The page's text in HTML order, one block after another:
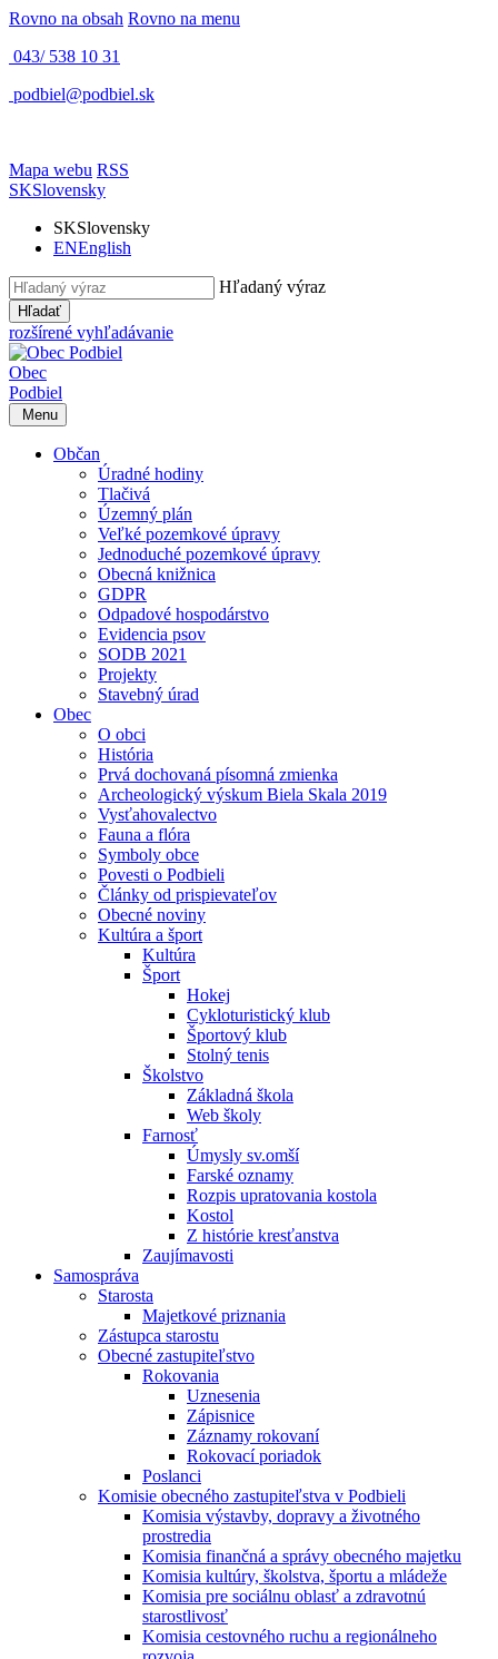
Rovno na obsah Rovno na menu
043/ 538 10 31
podbiel@podbiel.sk
Mapa webu RSS
SKSlovensky
SKSlovensky
ENEnglish
Hľadaný výraz
Hľadať
rozšírené vyhľadávanie
Obec
Podbiel
Menu
Občan
Úradné hodiny
Tlačivá
Územný plán
Veľké pozemkové úpravy
Jednoduché pozemkové úpravy
Obecná knižnica
GDPR
Odpadové hospodárstvo
Evidencia psov
SODB 2021
Projekty
Stavebný úrad
Obec
O obci
História
Prvá dochovaná písomná zmienka
Archeologický výskum Biela Skala 2019
Vysťahovalectvo
Fauna a flóra
Symboly obce
Povesti o Podbieli
Články od prispievateľov
Obecné noviny
Kultúra a šport
Kultúra
Šport
Hokej
Cykloturistický klub
Športový klub
Stolný tenis
Školstvo
Základná škola
Web školy
Farnosť
Úmysly sv.omší
Farské oznamy
Rozpis upratovania kostola
Kostol
Z histórie kresťanstva
Zaujímavosti
Samospráva
Starosta
Majetkové priznania
Zástupca starostu
Obecné zastupiteľstvo
Rokovania
Uznesenia
Zápisnice
Záznamy rokovaní
Rokovací poriadok
Poslanci
Komisie obecného zastupiteľstva v Podbieli
Komisia výstavby, dopravy a životného
prostredia
Komisia finančná a správy obecného majetku
Komisia kultúry, školstva, športu a mládeže
Komisia pre sociálnu oblasť a zdravotnú
starostlivosť
Komisia cestovného ruchu a regionálneho